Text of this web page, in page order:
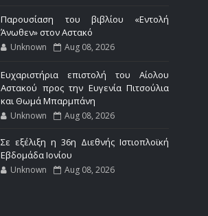
Παρουσίαση του βιβλίου «Εντολή
Άνωθεν» στον Αστακό
Unknown Aug 08, 2026
Ευχαριστήρια επιστολή του Αίολου
Αστακού προς την Ευγενία Πιτσούλια
και Θωμά Μπαρμπάνη
Unknown Aug 08, 2026
Σε εξέλιξη η 36η Διεθνής Ιστιοπλοϊκή
Εβδομάδα Ιονίου
Unknown Aug 08, 2026